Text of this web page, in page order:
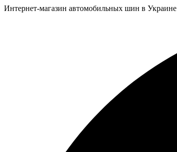
Интернет-магазин автомобильных шин в Украине